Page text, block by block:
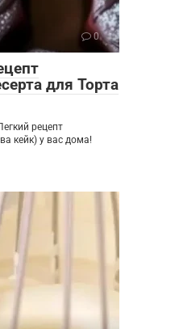
0
для Торта
рецепт
кейк) у вас дома!